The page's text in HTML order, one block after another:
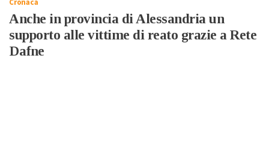
Cronaca
Anche in provincia di Alessandria un
supporto alle vittime di reato grazie a Rete
Dafne